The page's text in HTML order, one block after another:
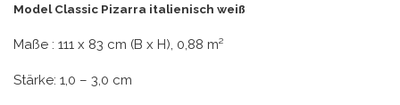
Model Classic Pizarra italienisch weiß
Maße : 111 x 83 cm (B x H), 0,88 m²
Stärke: 1,0 – 3,0 cm